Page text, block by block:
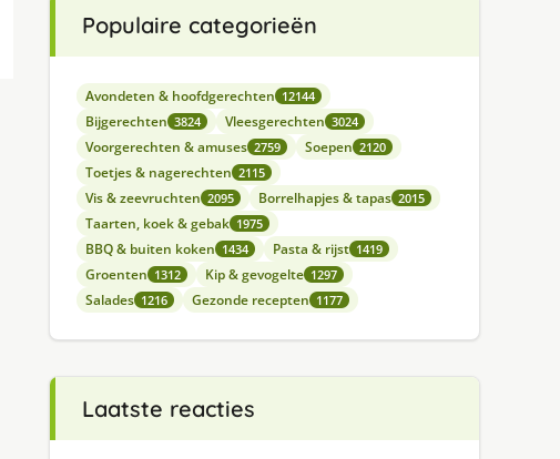
Populaire categorieën
Avondeten & hoofdgerechten 12144
Bijgerechten 3824 Vleesgerechten 3024
Voorgerechten & amuses 2759 Soepen 2120
Toetjes & nagerechten 2115
Vis & zeevruchten 2095 Borrelhapjes & tapas 2015
Taarten, koek & gebak 1975
BBQ & buiten koken 1434 Pasta & rijst 1419
Groenten 1312 Kip & gevogelte 1297
Salades 1216 Gezonde recepten 1177
Laatste reacties